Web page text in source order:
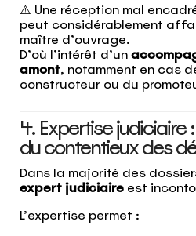
⚠️ Une réception mal
peut considérablement
maître d’ouvrage.
D’où l’intérêt d’un
amont, notamment en cas
constructeur ou du
4. Expertise judiciaire
du contentieux des
Dans la majorité des
expert judiciaire est
L’expertise permet :